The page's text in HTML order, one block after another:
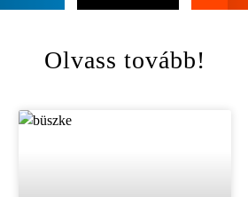
Olvass tovább!